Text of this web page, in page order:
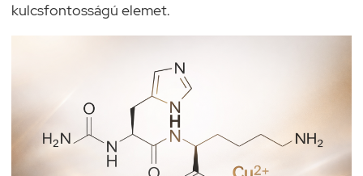
kulcsfontosságú elemet.